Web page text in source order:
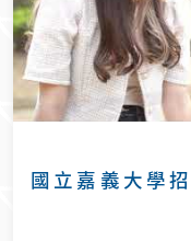
國立嘉義大學